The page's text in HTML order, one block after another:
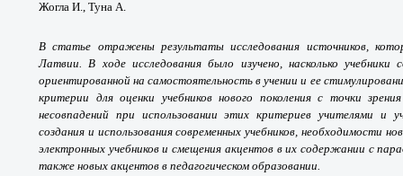
Жогла И., Туна А.
В статье отражены результаты исследования источников,
Латвии. В ходе исследования было изучено, насколько учебники
ориентированной на самостоятельность в учении и ее
критерии для оценки учебников нового поколения с точки
несовпадений при использовании этих критериев учителями и
создания и использования современных учебников, необходимости
электронных учебников и смещения акцентов в их содержании с
также новых акцентов в педагогическом образовании.